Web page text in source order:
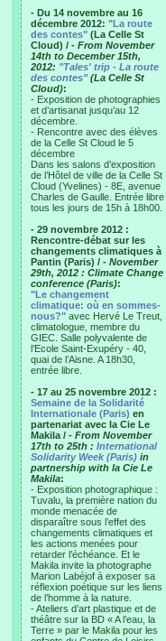
- Du 14 novembre au 16
décembre 2012: "La route
des contes" (La Celle St
Cloud) / - From November
14th to December 15th,
2012: "Tales' trip - La route
des contes"(La Celle St
Cloud):
- Exposition de photographies
et d’artisanat jusqu’au 12
décembre.
- Rencontre avec des élèves
de la Celle St Cloud le 5
décembre
Dans les salons d’exposition
de l’Hôtel de ville de la Celle St
Cloud (Yvelines) - 8E, avenue
Charles de Gaulle. Entrée libre
tous les jours de 15h à 18h00.
- 29 novembre 2012 :
Rencontre-débat sur les
changements climatiques à
Pantin (Paris) / - November
29th, 2012 : Climate Change
conference (Paris):
"Le changement
climatique: où en sommes-
nous?" avec Hervé Le Treut,
climatologue, membre du
GIEC. Salle polyvalente de
l’Ecole Saint-Exupéry - 40,
quai de l’Aisne. A 18h30,
entrée libre.
- 17 au 25 novembre 2012 :
Semaine de la Solidarité
Internationale (Paris) en
partenariat avec la Cie Le
Makila / - From November
17th to 25th : International
Solidarity Week (Paris) in
partnership with la Cie Le
Makila:
- Exposition photographique :
Tuvalu, la première nation du
monde menacée de
disparaître sous l’effet des
changements climatiques et
les actions menées pour
retarder l’échéance. Et le
Makila invite la photographe
Marion Labéjof à exposer sa
réflexion poétique sur les liens
de l’homme à la nature.
- Ateliers d’art plastique et de
théâtre sur la BD « A l’eau, la
Terre » par le Makila pour les